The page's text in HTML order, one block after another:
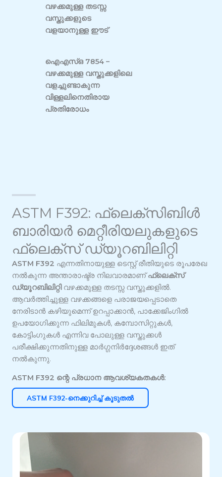
വഴക്കമുള്ള തടസ്സ
വസ്തുക്കളുടെ
വളയാനുള്ള ഈട്
ഐഎസ്ഒ 7854 –
വഴക്കമുള്ള വസ്തുക്കളിലെ
വളച്ചുണ്ടാകുന്ന
വിള്ളലിനെതിരായ
പ്രതിരോധം
ASTM F392: ഫ്ലെക്സിബിൾ
ബാരിയർ മെറ്റീരിയലുകളുടെ
ഫ്ലെക്സ് ഡ്യൂറബിലിറ്റി
ASTM F392 എന്നതിനായുള്ള ടെസ്റ്റ് രീതിയുടെ രൂപരേഖ
നൽകുന്ന അന്താരാഷ്ട്ര നിലവാരമാണ്ഫ്ലെക്സ്
ഡ്യൂറബിലിറ്റിവഴക്കമുള്ള തടസ്സ വസ്തുക്കളിൽ.
ആവർത്തിച്ചുള്ള വഴക്കങ്ങളെ പരാജയപ്പെടാതെ
നേരിടാൻ കഴിയുമെന്ന് ഉറപ്പാക്കാൻ, പാക്കേജിംഗിൽ
ഉപയോഗിക്കുന്ന ഫിലിമുകൾ, കമ്പോസിറ്റുകൾ,
കോട്ടിംഗുകൾ എന്നിവ പോലുള്ള വസ്തുക്കൾ
പരീക്ഷിക്കുന്നതിനുള്ള മാർഗ്ഗനിർദ്ദേശങ്ങൾ ഇത്
നൽകുന്നു.
ASTM F392 ന്റെ പ്രധാന ആവശ്യകതകൾ:
ASTM F392-നെക്കുറിച്ച് കൂടുതൽ